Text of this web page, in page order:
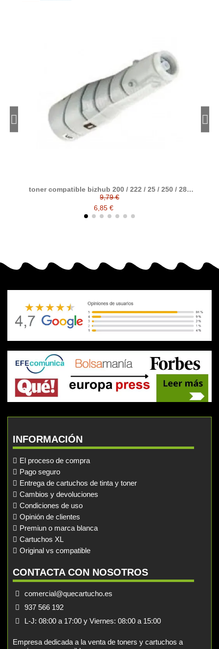
toner compatible bizhub 200 / 222 / 25 / 250 / 282
reemplaza a Konica minolta TN211 / 8938415
9,79 €
6,85 €
INFORMACIÓN
El proceso de compra
Pago seguro
Entrega de cartuchos de tinta y toner
Cambios y devoluciones
Condiciones de uso
Opinión de clientes
Premiun o marca blanca
Cartuchos XL
Original vs compatible
CONTACTA CON NOSOTROS
comercial@quecartucho.es
937 566 192
L-J: 08:00 a 17:00 y Viernes: 08:00 a 15:00
Empresa dedicada a la venta de toners y cartuchos a